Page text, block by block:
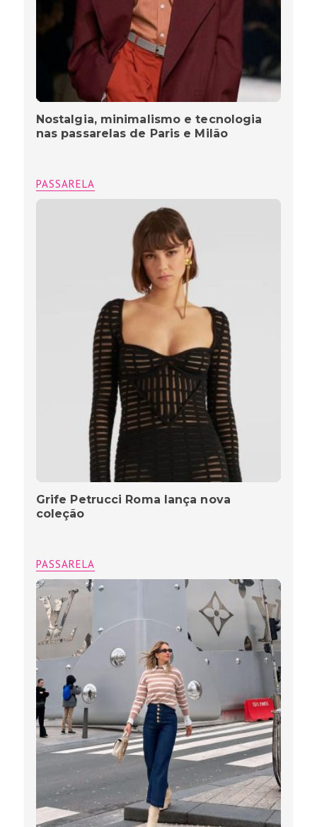
Nostalgia, minimalismo e tecnologia
nas passarelas de Paris e Milão
PASSARELA
Grife Petrucci Roma lança nova
coleção
PASSARELA